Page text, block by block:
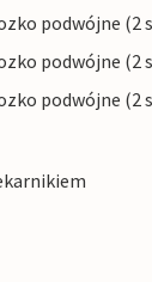
podwójne (2
podwójne (2
podwójne (2